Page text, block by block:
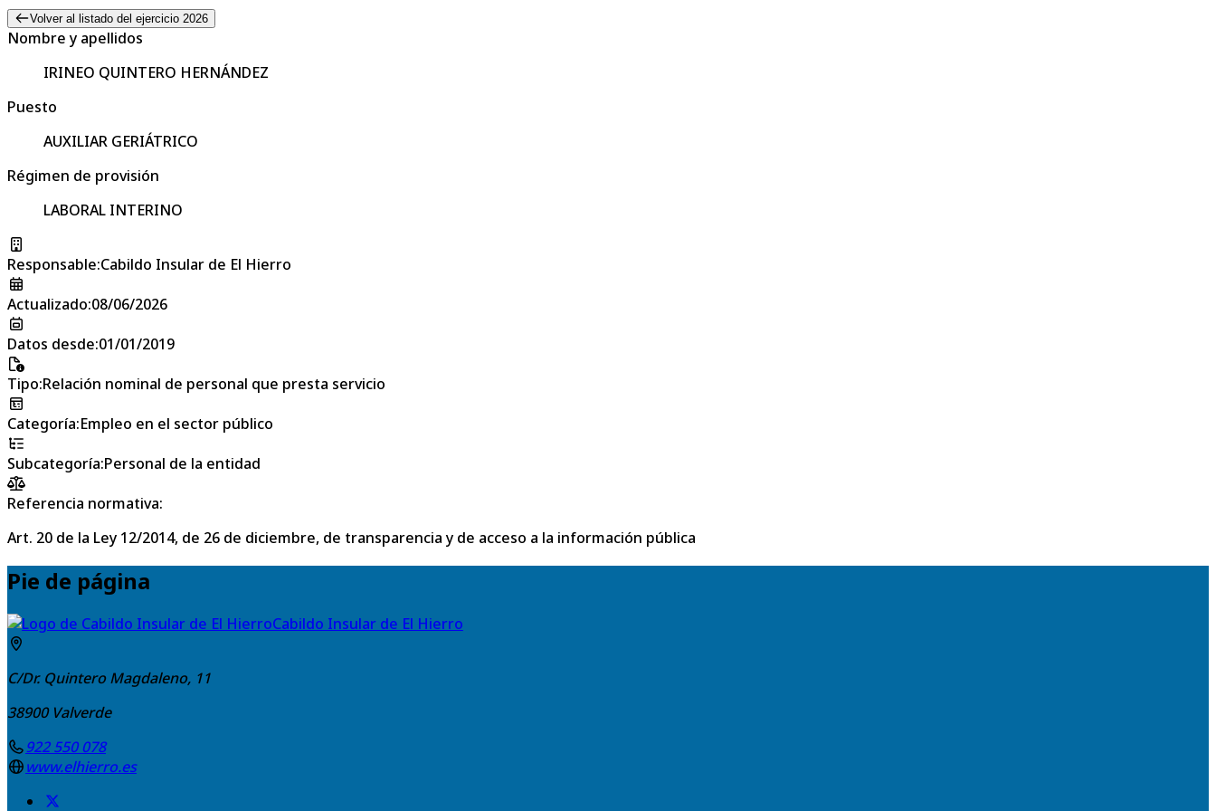
Volver al listado del ejercicio 2026
Nombre y apellidos
IRINEO QUINTERO HERNÁNDEZ
Puesto
AUXILIAR GERIÁTRICO
Régimen de provisión
LABORAL INTERINO
Responsable:Cabildo Insular de El Hierro
Actualizado:08/06/2026
Datos desde:01/01/2019
Tipo:Relación nominal de personal que presta servicio
Categoría:Empleo en el sector público
Subcategoría:Personal de la entidad
Referencia normativa:
Art. 20 de la Ley 12/2014, de 26 de diciembre, de transparencia y de acceso a la información pública
Pie de página
Cabildo Insular de El Hierro
C/Dr. Quintero Magdaleno, 11
38900 Valverde
922 550 078
www.elhierro.es